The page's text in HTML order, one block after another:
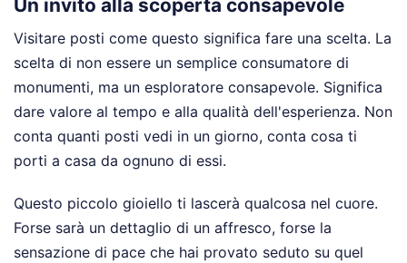
Un invito alla scoperta consapevole
Visitare posti come questo significa fare una scelta. La
scelta di non essere un semplice consumatore di
monumenti, ma un esploratore consapevole. Significa
dare valore al tempo e alla qualità dell'esperienza. Non
conta quanti posti vedi in un giorno, conta cosa ti
porti a casa da ognuno di essi.
Questo piccolo gioiello ti lascerà qualcosa nel cuore.
Forse sarà un dettaglio di un affresco, forse la
sensazione di pace che hai provato seduto su quel